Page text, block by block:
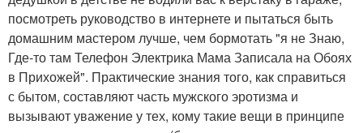
посмотреть руководство в интернете и пытаться быть
домашним мастером лучше, чем бормотать "я не Знаю,
Где-то там Телефон Электрика Мама Записала на Обоях
в Прихожей". Практические знания того, как справиться
с бытом, составляют часть мужского эротизма и
вызывают уважение у тех, кому такие вещи в принципе